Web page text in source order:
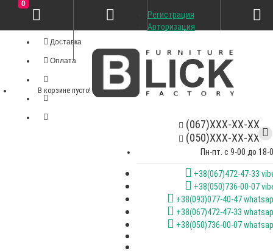
Доставка
Оплата
(067)XXX-XX-XX
(050)XXX-XX-XX
Пн-пт. с 9-00 до 18-
+38(067)472-47-33
+38(050)736-00-07
+38(093)077-40-47
+38(067)472-47-33
+38(050)736-00-07
Регистрация
Авторизация
0
В корзине пусто!